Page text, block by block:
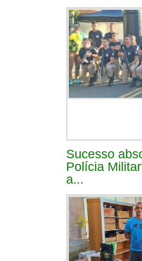
Sucesso
Polícia
a...